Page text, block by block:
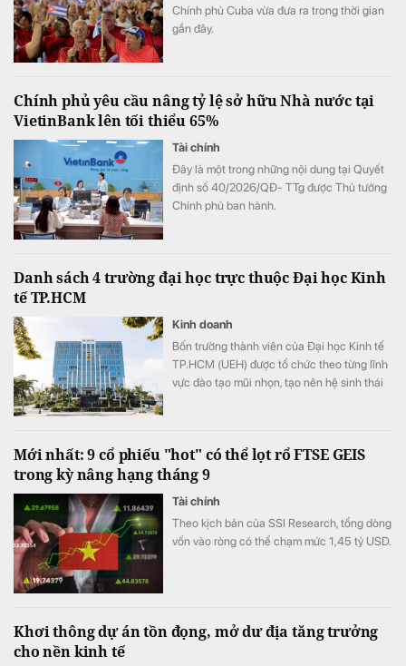
Chính phủ Cuba vừa đưa ra trong thời gian
gần đây.
Chính phủ yêu cầu nâng tỷ lệ sở hữu Nhà nước tại
VietinBank lên tối thiểu 65%
Tài chính
Đây là một trong những nội dung tại Quyết
định số 40/2026/QĐ- TTg được Thủ tướng
Chính phủ ban hành.
Danh sách 4 trường đại học trực thuộc Đại học Kinh
tế TP.HCM
Kinh doanh
Bốn trường thành viên của Đại học Kinh tế
TP.HCM (UEH) được tổ chức theo từng lĩnh
vực đào tạo mũi nhọn, tạo nên hệ sinh thái
Mới nhất: 9 cổ phiếu "hot" có thể lọt rổ FTSE GEIS
trong kỳ nâng hạng tháng 9
Tài chính
Theo kịch bản của SSI Research, tổng dòng
vốn vào ròng có thể chạm mức 1,45 tỷ USD.
Khơi thông dự án tồn đọng, mở dư địa tăng trưởng
cho nền kinh tế